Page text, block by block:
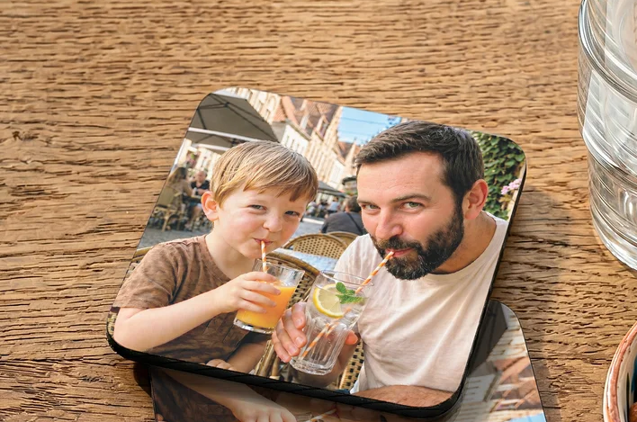
4,5 (basado en +15.000 opiniones)
Nuestros regalos inspiran. Los clientes nos dan un 4,5 en Google Reviews.
Tarjeta de felicitación gratuita
Crea algo único en pocos pasos – con su nombre, tu foto o un mensaje que llegue al corazón. Sin
momento.